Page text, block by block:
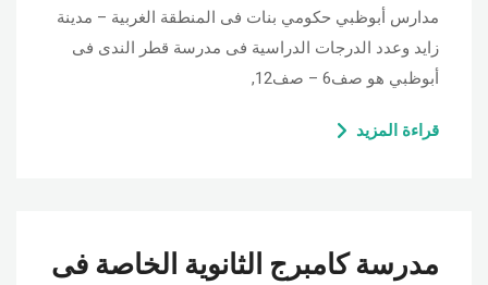
مدارس أبوظبي حكومي بنات فى المنطقة الغربية – مدينة
زايد وعدد الدرجات الدراسية فى مدرسة قطر الندى فى
أبوظبي هو صف6 – صف12,
قراءة المزيد
مدرسة كامبرج الثانوية الخاصة فى